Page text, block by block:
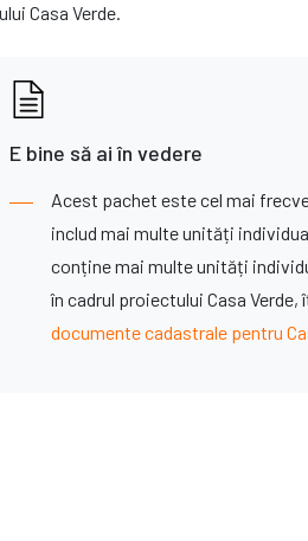
Casa Verde.
E bine să ai în vedere
Acest pachet este cel mai
includ mai multe unități
conține mai multe unități
în cadrul proiectului Casa Verde,
documente cadastrale pentru